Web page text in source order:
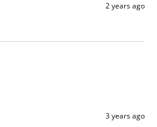
2 years ago
3 years ago